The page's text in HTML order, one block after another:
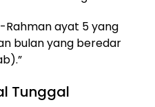
Rahman ayat 5 yang
bulan yang beredar
Tunggal